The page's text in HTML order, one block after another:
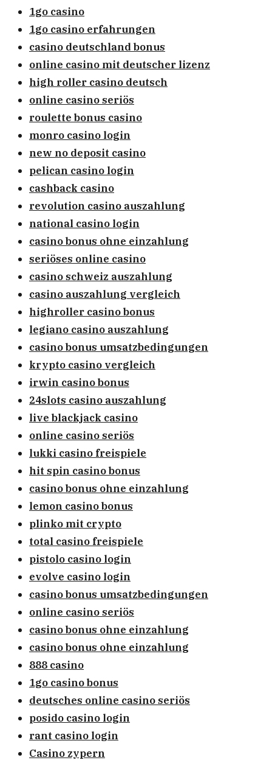
1go casino
1go casino erfahrungen
casino deutschland bonus
online casino mit deutscher lizenz
high roller casino deutsch
online casino seriös
roulette bonus casino
monro casino login
new no deposit casino
pelican casino login
cashback casino
revolution casino auszahlung
national casino login
casino bonus ohne einzahlung
seriöses online casino
casino schweiz auszahlung
casino auszahlung vergleich
highroller casino bonus
legiano casino auszahlung
casino bonus umsatzbedingungen
krypto casino vergleich
irwin casino bonus
24slots casino auszahlung
live blackjack casino
online casino seriös
lukki casino freispiele
hit spin casino bonus
casino bonus ohne einzahlung
lemon casino bonus
plinko mit crypto
total casino freispiele
pistolo casino login
evolve casino login
casino bonus umsatzbedingungen
online casino seriös
casino bonus ohne einzahlung
casino bonus ohne einzahlung
888 casino
1go casino bonus
deutsches online casino seriös
posido casino login
rant casino login
Casino zypern